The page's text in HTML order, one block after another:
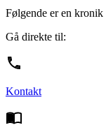
Følgende er en
Gå direkte til:
Kontakt